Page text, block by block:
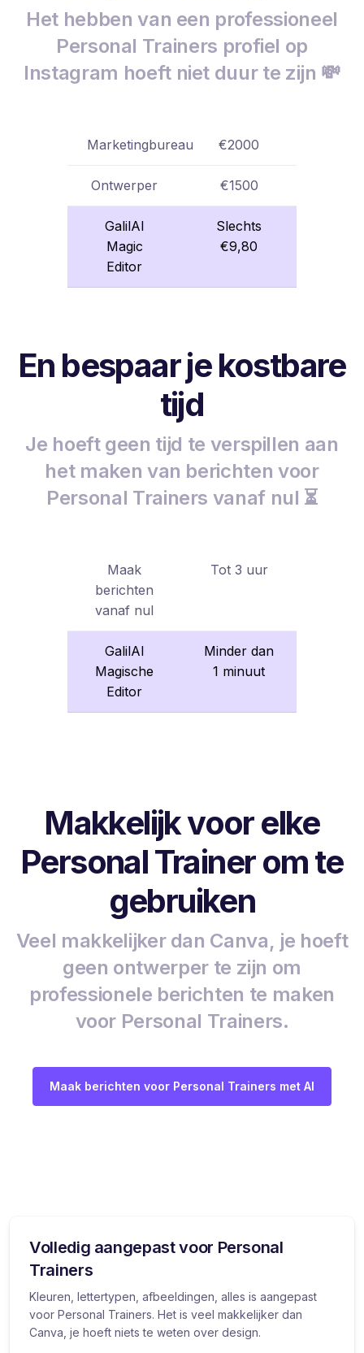
Het hebben van een professioneel
Personal Trainers profiel op
Instagram hoeft niet duur te zijn 💸
Marketingbureau €2000
Ontwerper €1500
GalilAI
Magic
Editor
Slechts
€9,80
En bespaar je kostbare
tijd
Je hoeft geen tijd te verspillen aan
het maken van berichten voor
Personal Trainers vanaf nul ⏳
Maak
berichten
vanaf nul
Tot 3 uur
GalilAI
Magische
Editor
Minder dan
1 minuut
Makkelijk voor elke
Personal Trainer om te
gebruiken
Veel makkelijker dan Canva, je hoeft
geen ontwerper te zijn om
professionele berichten te maken
voor Personal Trainers.
Maak berichten voor Personal Trainers met AI
Volledig aangepast voor Personal
Trainers
Kleuren, lettertypen, afbeeldingen, alles is aangepast
voor Personal Trainers. Het is veel makkelijker dan
Canva, je hoeft niets te weten over design.